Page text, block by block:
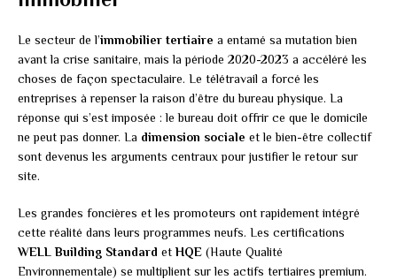
Le secteur de l’immobilier tertiaire a entamé sa mutation bien
avant la crise sanitaire, mais la période 2020-2023 a accéléré les
choses de façon spectaculaire. Le télétravail a forcé les
entreprises à repenser la raison d’être du bureau physique. La
réponse qui s’est imposée : le bureau doit offrir ce que le domicile
ne peut pas donner. La dimension sociale et le bien-être collectif
sont devenus les arguments centraux pour justifier le retour sur
site.
Les grandes foncières et les promoteurs ont rapidement intégré
cette réalité dans leurs programmes neufs. Les certifications
WELL Building Standard etHQE (Haute Qualité
Environnementale) se multiplient sur les actifs tertiaires premium.